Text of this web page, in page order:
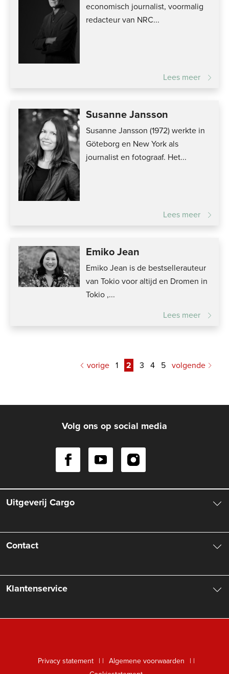
economisch journalist, voormalig
redacteur van NRC...
Lees meer
Susanne Jansson
Susanne Jansson (1972) werkte in
Göteborg en New York als
journalist en fotograaf. Het...
Lees meer
Emiko Jean
Emiko Jean is de bestsellerauteur
van Tokio voor altijd en Dromen in
Tokio ,...
Lees meer
vorige 1 2 3 4 5 volgende
Volg ons op social media
Uitgeverij Cargo
Vacatures
Nieuwsbrief
Contact
Foreign Rights
Klantenservice
Privacy statement | Algemene voorwaarden
|